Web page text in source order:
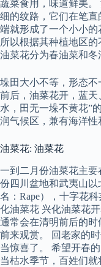
蔬菜食用，味道鲜美
细的纹路，它们在笔
端就形成了一个小小的
所以根据其种植地区
油菜花分为春油菜和冬
垛田大小不等，形态
前后，油菜花开，蓝天
水，田无一垛不黄花”
润气候区，兼有海洋性
油菜花: 油菜花
一到二月份油菜花主要
份四川盆地和武夷山
名：Rape），十字花
化油菜花 兴化油菜花
通常会在清明前后的
前来观赏。 回老家的
当惊喜了。 希望开春
当枯水季节，百姓们